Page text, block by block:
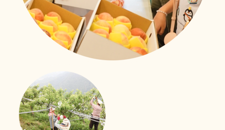
照護技能大進化
移工用心學習、用愛照顧
新事社會服務中心的移工照護訓練課程也來到了第二次！